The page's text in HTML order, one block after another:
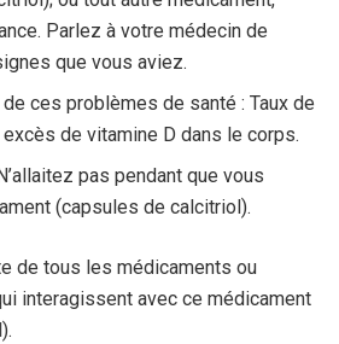
Parlez à votre médecin de
que vous aviez.
de ces problèmes de santé : Taux de
de vitamine D dans le corps.
pas pendant que vous
(capsules de calcitriol).
de tous les médicaments ou
interagissent avec ce médicament